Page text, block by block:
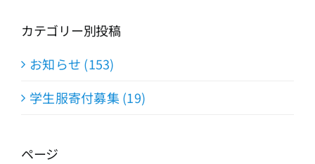
カテゴリー別投稿
お知らせ (153)
学生服寄付募集 (19)
ページ